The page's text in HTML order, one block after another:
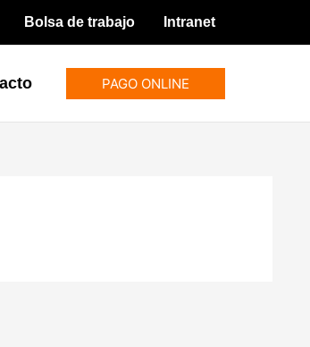
Bolsa de trabajo Intranet
PAGO ONLINE